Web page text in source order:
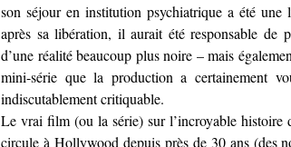
son séjour en institution psychiatrique a été
après sa libération, il aurait été responsable de
d’une réalité beaucoup plus noire – mais
mini-série que la production a certainement
indiscutablement critiquable.
Le vrai film (ou la série) sur l’incroyable
circule à Hollywood depuis près de 30 ans (des